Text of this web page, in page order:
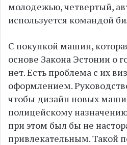
молодежью, четвертый,
используется командой
С покупкой машин,
основе Закона Эстонии о
нет. Есть проблема с их
оформлением.
чтобы дизайн новых
полицейскому
при этом был бы не
привлекательным. Такой